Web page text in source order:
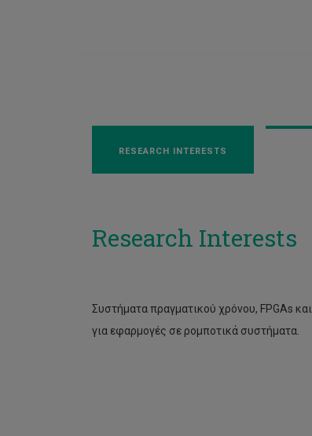
RESEARCH INTERESTS
Research Interests
Συστήματα πραγματικού χρόνου, FPGAs και
για εφαρμογές σε ρομποτικά συστήματα.